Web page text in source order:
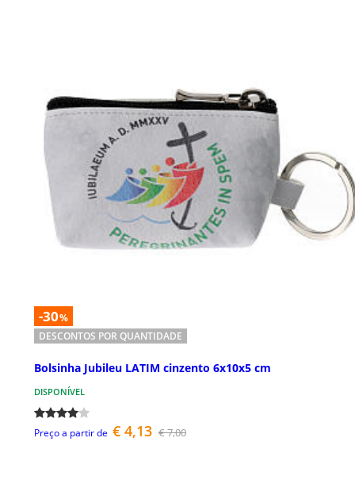
-30%
DESCONTOS POR QUANTIDADE
Bolsinha Jubileu LATIM cinzento 6x10x5 cm
DISPONÍVEL
Preço a partir de € 4,13 € 7,00